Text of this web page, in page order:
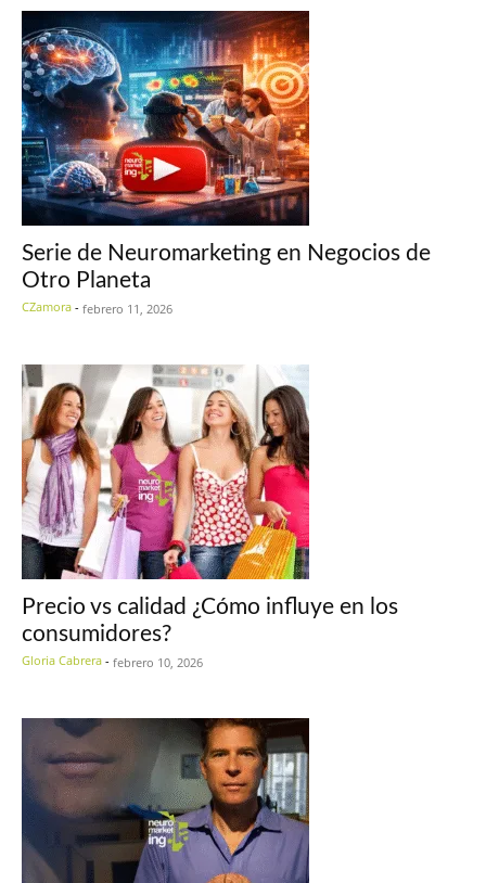
Serie de Neuromarketing en Negocios de
Otro Planeta
CZamora - febrero 11, 2026
Precio vs calidad ¿Cómo influye en los
consumidores?
Gloria Cabrera - febrero 10, 2026